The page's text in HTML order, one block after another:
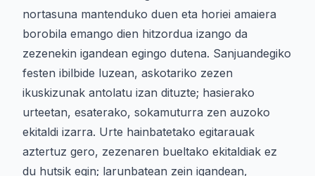
nortasuna mantenduko duen eta horiei amaiera
borobila emango dien hitzordua izango da
zezenekin igandean egingo dutena. Sanjuandegiko
festen ibilbide luzean, askotariko zezen
ikuskizunak antolatu izan dituzte; hasierako
urteetan, esaterako, sokamuturra zen auzoko
ekitaldi izarra. Urte hainbatetako egitarauak
aztertuz gero, zezenaren bueltako ekitaldiak ez
du hutsik egin; larunbatean zein igandean,